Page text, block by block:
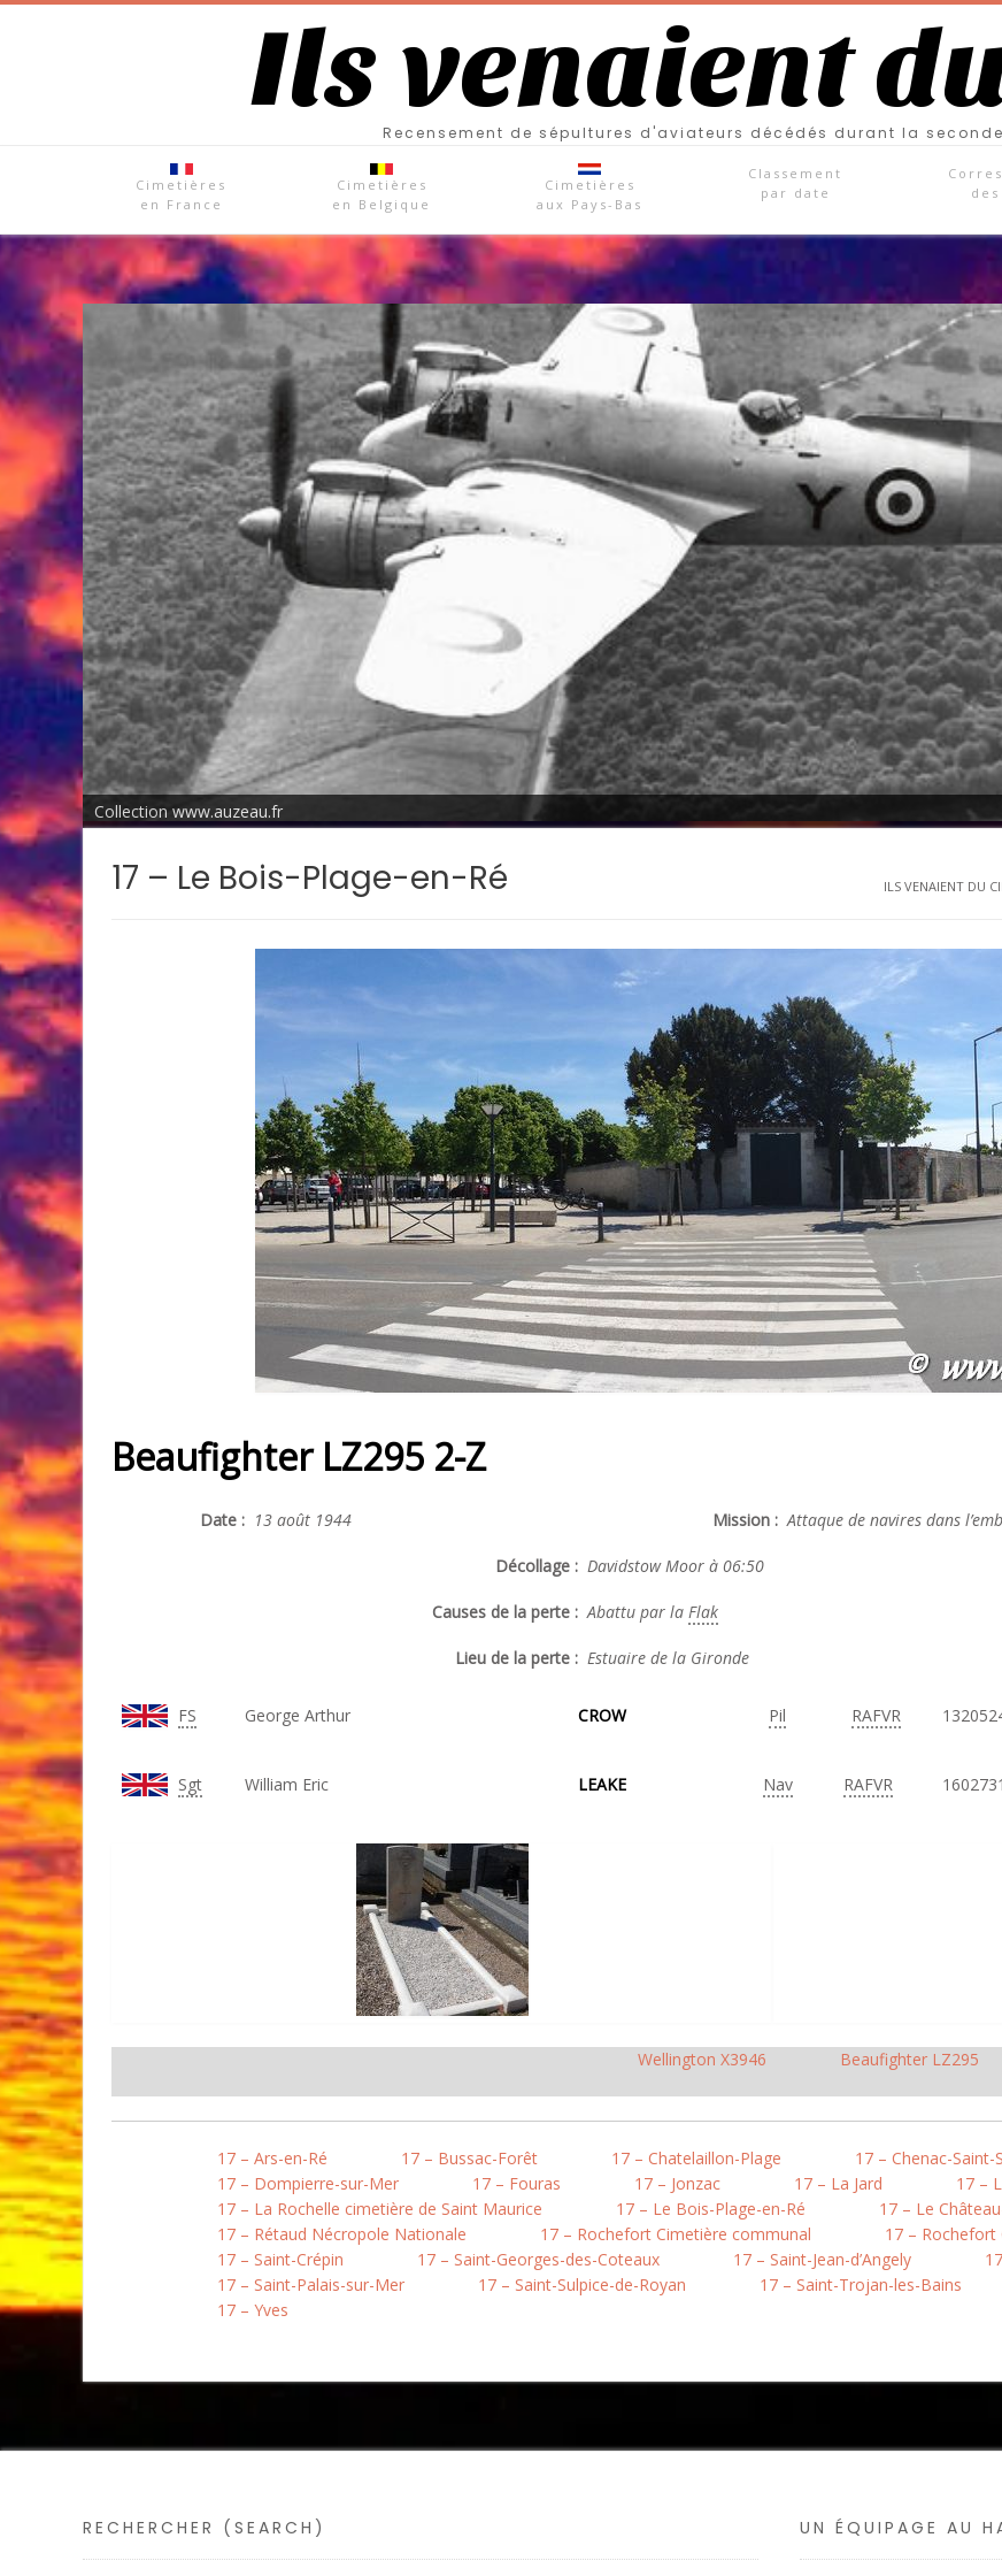
Ils venaient
Recensement de sépultures d'aviateurs décédés durant la
Cimetières
en France
Cimetières
en Belgique
Cimetières
aux Pays-Bas
Classement
par date
Collection www.auzeau.fr
17 – Le Bois-Plage-en-Ré ILS VENAIENT DU
Beaufighter LZ295 2-Z
Date : 13 août 1944 Mission : Attaque de navires dans
Décollage : Davidstow Moor à 06:50
Causes de la perte : Abattu par la Flak
Lieu de la perte : Estuaire de la Gironde
FS George Arthur CROW Pil RAFVR
Sgt William Eric LEAKE Nav RAFVR 1602731
Wellington X3946 Beaufighter LZ295
17 – Ars-en-Ré 17 – Bussac-Forêt 17 – Chatelaillon-Plage 17 – Chenac-Saint-
17 – Dompierre-sur-Mer
17 – Fouras 17 – Jonzac 17 – La Jard
17 –
17 – La Rochelle cimetière de Saint Maurice
17 – Le Bois-Plage-en-Ré 17 – Le
17 – Rétaud Nécropole Nationale
17 – Rochefort Cimetière communal 17 – Rochefort
17 – Saint-Crépin
17 – Saint-Georges-des-Coteaux 17 – Saint-Jean-d’Angely
17 – Saint-Palais-sur-Mer
17 – Saint-Sulpice-de-Royan 17 – Saint-Trojan-les-Bains
17 – Yves
RECHERCHER (SEARCH) UN ÉQUIPAGE AU